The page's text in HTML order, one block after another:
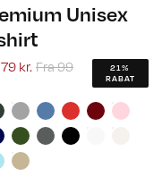
Unisex
79 kr. Fra99
21%
RABAT